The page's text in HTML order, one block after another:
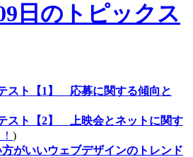
日のトピックス
スト【1】 応募に関する傾向と
スト【2】 上映会とネットに関す
)
がいいウェブデザインのトレンド